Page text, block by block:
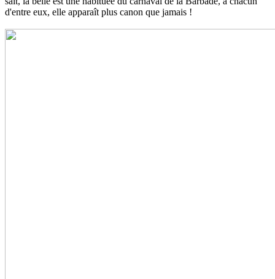
d'entre eux, elle apparaît plus canon que jamais !